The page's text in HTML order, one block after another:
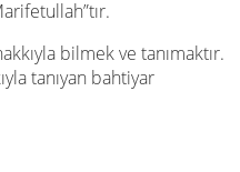
bilmek ve tanımaktır.
tanıyan bahtiyar